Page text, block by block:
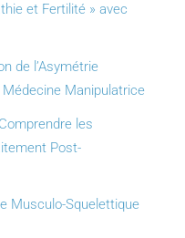
et Fertilité » avec
de l’Asymétrie
Manipulatrice
les
Post-
Musculo-Squelettique